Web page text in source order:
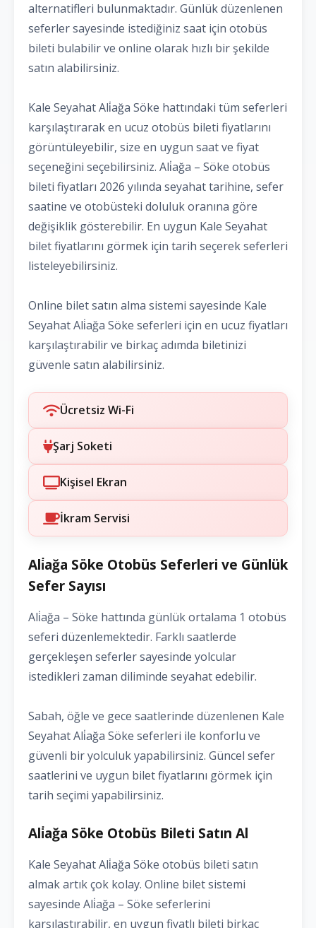
alternatifleri bulunmaktadır. Günlük düzenlenen
seferler sayesinde istediğiniz saat için otobüs
bileti bulabilir ve online olarak hızlı bir şekilde
satın alabilirsiniz.
Kale Seyahat Ali̇ağa Söke hattındaki tüm seferleri
karşılaştırarak en ucuz otobüs bileti fiyatlarını
görüntüleyebilir, size en uygun saat ve fiyat
seçeneğini seçebilirsiniz. Ali̇ağa – Söke otobüs
bileti fiyatları 2026 yılında seyahat tarihine, sefer
saatine ve otobüsteki doluluk oranına göre
değişiklik gösterebilir. En uygun Kale Seyahat
bilet fiyatlarını görmek için tarih seçerek seferleri
listeleyebilirsiniz.
Online bilet satın alma sistemi sayesinde Kale
Seyahat Ali̇ağa Söke seferleri için en ucuz fiyatları
karşılaştırabilir ve birkaç adımda biletinizi
güvenle satın alabilirsiniz.
Ücretsiz Wi-Fi
Şarj Soketi
Kişisel Ekran
İkram Servisi
Ali̇ağa Söke Otobüs Seferleri ve Günlük
Sefer Sayısı
Ali̇ağa – Söke hattında günlük ortalama 1 otobüs
seferi düzenlemektedir. Farklı saatlerde
gerçekleşen seferler sayesinde yolcular
istedikleri zaman diliminde seyahat edebilir.
Sabah, öğle ve gece saatlerinde düzenlenen Kale
Seyahat Ali̇ağa Söke seferleri ile konforlu ve
güvenli bir yolculuk yapabilirsiniz. Güncel sefer
saatlerini ve uygun bilet fiyatlarını görmek için
tarih seçimi yapabilirsiniz.
Ali̇ağa Söke Otobüs Bileti Satın Al
Kale Seyahat Ali̇ağa Söke otobüs bileti satın
almak artık çok kolay. Online bilet sistemi
sayesinde Ali̇ağa – Söke seferlerini
karşılaştırabilir, en uygun fiyatlı bileti birkaç